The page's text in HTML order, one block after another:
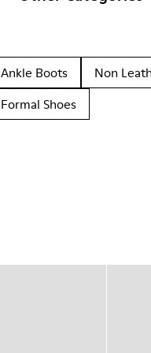
Ankle Boots Non
Formal Shoes